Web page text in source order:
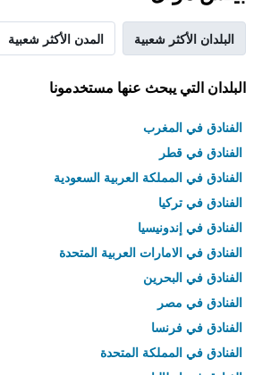
البلدان الأكثر شعبية المدن الأكثر شعبية
البلدان التي يبحث عنها مستخدمونا
الفنادق في المغرب
الفنادق في قطر
الفنادق في المملكة العربية السعودية
الفنادق في تركيا
الفنادق في إندونيسيا
الفنادق في الامارات العربية المتحدة
الفنادق في البحرين
الفنادق في مصر
الفنادق في فرنسا
الفنادق في المملكة المتحدة